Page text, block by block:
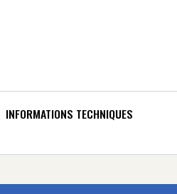
INFORMATIONS TECHNIQUES